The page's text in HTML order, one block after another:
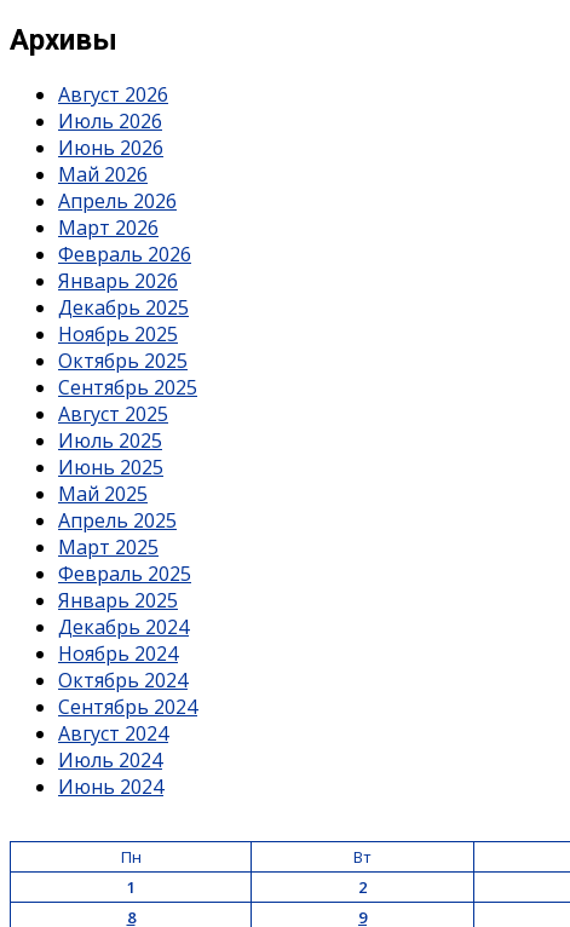
Архивы
Август 2026
Июль 2026
Июнь 2026
Май 2026
Апрель 2026
Март 2026
Февраль 2026
Январь 2026
Декабрь 2025
Ноябрь 2025
Октябрь 2025
Сентябрь 2025
Август 2025
Июль 2025
Июнь 2025
Май 2025
Апрель 2025
Март 2025
Февраль 2025
Январь 2025
Декабрь 2024
Ноябрь 2024
Октябрь 2024
Сентябрь 2024
Август 2024
Июль 2024
Июнь 2024
Пн
Вт
1
2
8
9